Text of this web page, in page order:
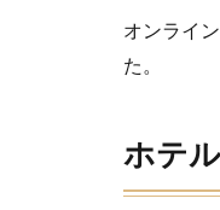
店で
も買
えま
ライ
ンで
も
オンライ
た。
ホテ